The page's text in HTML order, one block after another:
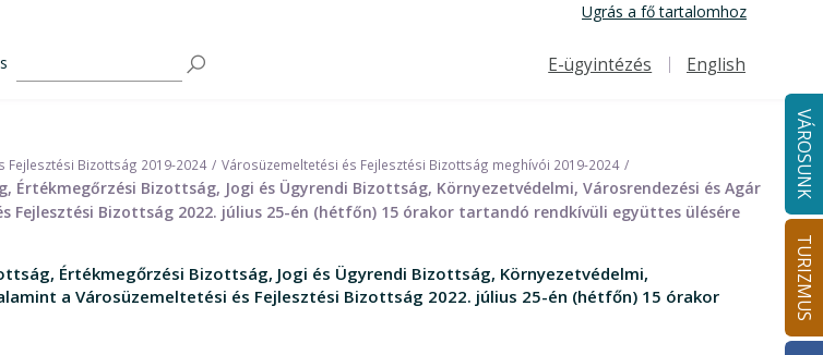
Ugrás a fő tartalomhoz
Felső navigáció
E-ügyintézés English
VÁROSUNK
TURIZMUS
Fejlesztési Bizottság 2019-2024 Városüzemeltetési és Fejlesztési Bizottság meghívói 2019-2024
Értékmegőrzési Bizottság, Jogi és Ügyrendi Bizottság, Környezetvédelmi, Városrendezési és Agár
Bizottság 2022. július 25-én (hétfőn) 15 órakor tartandó rendkívüli együttes ülésére
Értékmegőrzési Bizottság, Jogi és Ügyrendi Bizottság, Környezetvédelmi,
a Városüzemeltetési és Fejlesztési Bizottság 2022. július 25-én (hétfőn) 15 órakor